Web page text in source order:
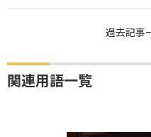
過去記事
関連用語一覧